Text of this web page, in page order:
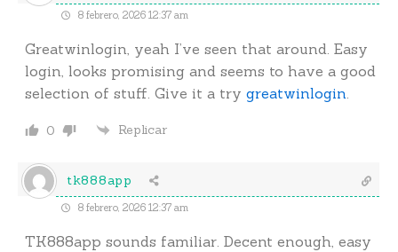
8 febrero, 2026 12:37 am
Greatwinlogin, yeah I’ve seen that around. Easy
login, looks promising and seems to have a good
selection of stuff. Give it a try greatwinlogin
0 Replicar
tk888app
8 febrero, 2026 12:37 am
TK888app sounds familiar. Decent enough, easy